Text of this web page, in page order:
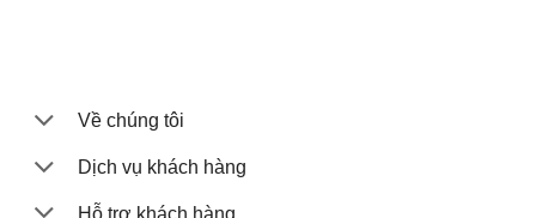
Về chúng tôi
Dịch vụ khách hàng
Hỗ trợ khách hàng